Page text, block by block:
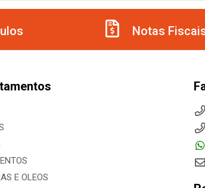
Notas
E OLEOS